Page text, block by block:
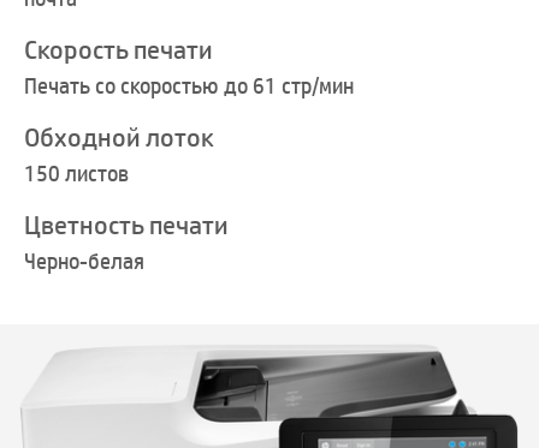
Скорость печати
Печать со скоростью до 61 стр/мин
Обходной лоток
150 листов
Цветность печати
Черно-белая